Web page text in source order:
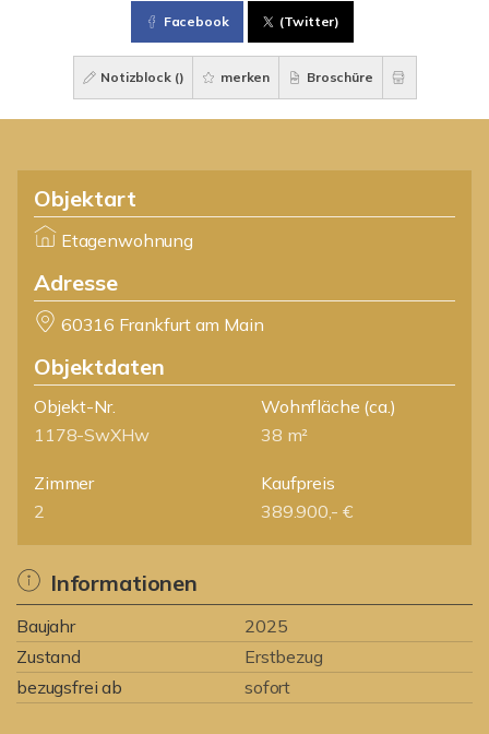
Facebook (Twitter)
Notizblock () merken Broschüre
Objektart
Etagenwohnung
Adresse
60316 Frankfurt am Main
Objektdaten
Objekt-Nr.
1178-SwXHw
Wohnfläche (ca.)
38 m²
Zimmer
2
Kaufpreis
389.900,- €
Informationen
Baujahr
2025
Zustand
Erstbezug
bezugsfrei ab
sofort